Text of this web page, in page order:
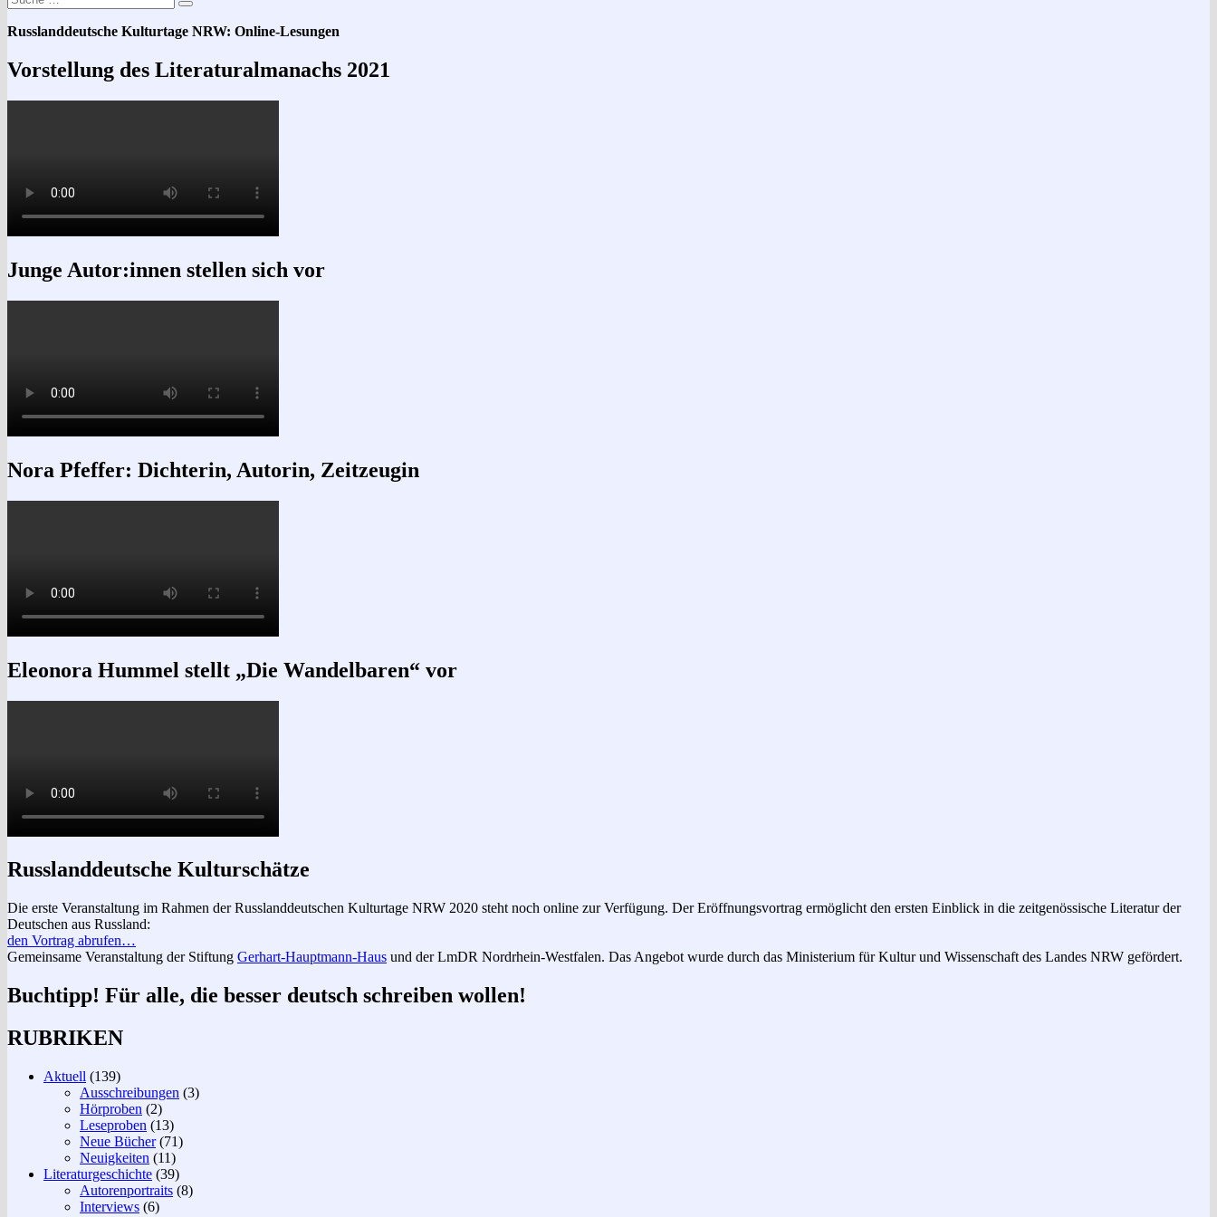
nach:
Suchen
Russlanddeutsche Kulturtage NRW: Online-Lesungen
Vorstellung des Literaturalmanachs 2021
Junge Autor:innen stellen sich vor
Nora Pfeffer: Dichterin, Autorin, Zeitzeugin
Eleonora Hummel stellt „Die Wandelbaren“ vor
Russlanddeutsche Kulturschätze
Die erste Veranstaltung im Rahmen der Russlanddeutschen Kulturtage NRW 2020 steht noch online zur Verfügung. Der Eröffnungsvortrag ermöglicht den ersten Einblick in die zeitgenössische Literatur der
Deutschen aus Russland:
den Vortrag abrufen…
Gemeinsame Veranstaltung der Stiftung Gerhart-Hauptmann-Haus und der LmDR Nordrhein-Westfalen. Das Angebot wurde durch das Ministerium für Kultur und Wissenschaft des Landes NRW gefördert.
Buchtipp! Für alle, die besser deutsch schreiben wollen!
RUBRIKEN
Aktuell (139)
Ausschreibungen (3)
Hörproben (2)
Leseproben (13)
Neue Bücher(71)
Neuigkeiten (11)
Literaturgeschichte (39)
Autorenportraits (8)
Interviews (6)